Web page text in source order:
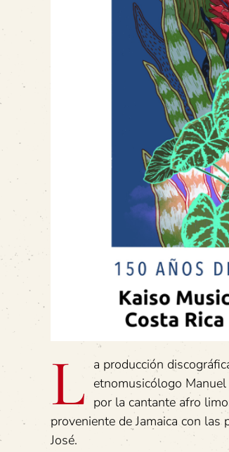
L a producción
etnomusicólogo
por la cantante afro
proveniente de Jamaica con
José.